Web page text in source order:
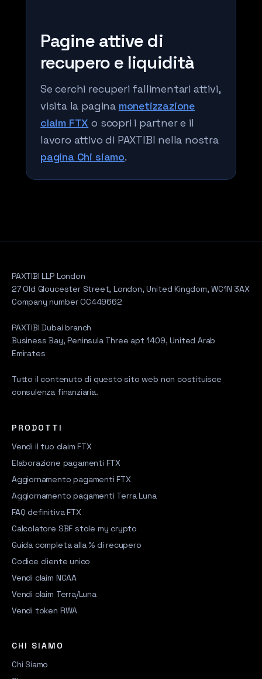
Pagine attive di
recupero e liquidità
Se cerchi recuperi fallimentari attivi,
visita la pagina monetizzazione
claim FTX o scopri i partner e il
lavoro attivo di PAXTIBI nella nostra
pagina Chi siamo.
PAXTIBI LLP London
27 Old Gloucester Street, London, United Kingdom, WC1N 3AX
Company number OC449662
PAXTIBI Dubai branch
Business Bay, Peninsula Three apt 1409, United Arab
Emirates
Tutto il contenuto di questo sito web non costituisce
consulenza finanziaria.
PRODOTTI
Vendi il tuo claim FTX
Elaborazione pagamenti FTX
Aggiornamento pagamenti FTX
Aggiornamento pagamenti Terra Luna
FAQ definitiva FTX
Calcolatore SBF stole my crypto
Guida completa alla % di recupero
Codice cliente unico
Vendi claim NCAA
Vendi claim Terra/Luna
Vendi token RWA
CHI SIAMO
Chi Siamo